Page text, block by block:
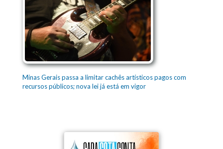
Minas Gerais passa a limitar cachês artísticos pagos com
recursos públicos; nova lei já está em vigor